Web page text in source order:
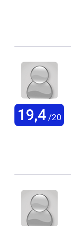
19,4/20